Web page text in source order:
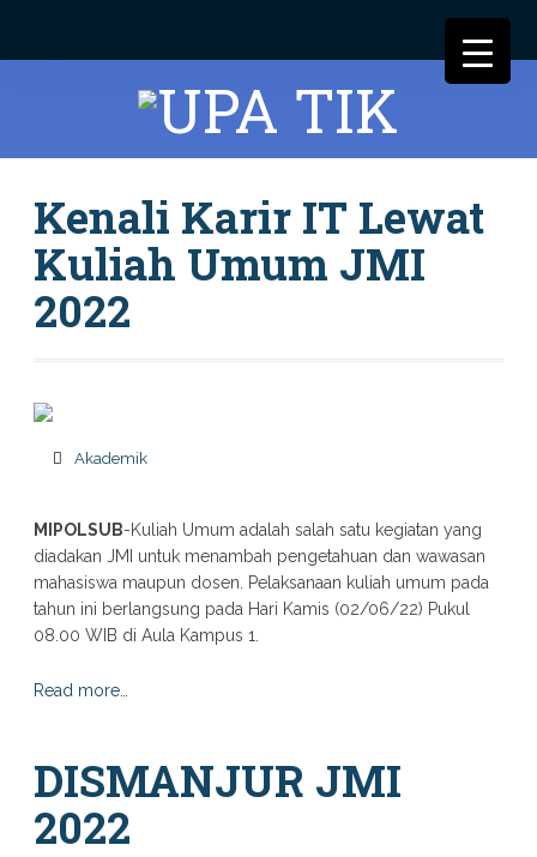
Kenali Karir IT Lewat
Kuliah Umum JMI
2022
Akademik
MIPOLSUB-Kuliah Umum adalah salah satu kegiatan yang
diadakan JMI untuk menambah pengetahuan dan wawasan
mahasiswa maupun dosen. Pelaksanaan kuliah umum pada
tahun ini berlangsung pada Hari Kamis (02/06/22) Pukul
08.00 WIB di Aula Kampus 1.
Read more…
DISMANJUR JMI
2022